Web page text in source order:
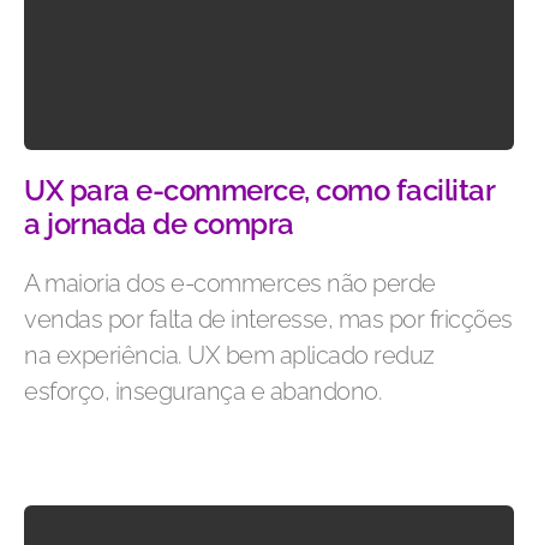
UX para e-commerce, como facilitar
a jornada de compra
A maioria dos e-commerces não perde
vendas por falta de interesse, mas por fricções
na experiência. UX bem aplicado reduz
esforço, insegurança e abandono.